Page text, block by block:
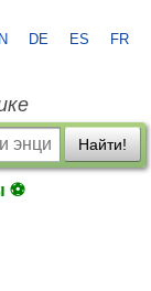
DE ES FR
Найти!
⚽